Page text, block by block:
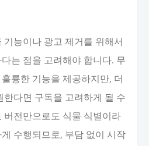
능이나 광고 제거를 위해서
는 점을 고려해야 합니다. 무
륭한 기능을 제공하지만, 더
다면 구독을 고려하게 될 수
버전만으로도 식물 식별이라
수행되므로, 부담 없이 시작